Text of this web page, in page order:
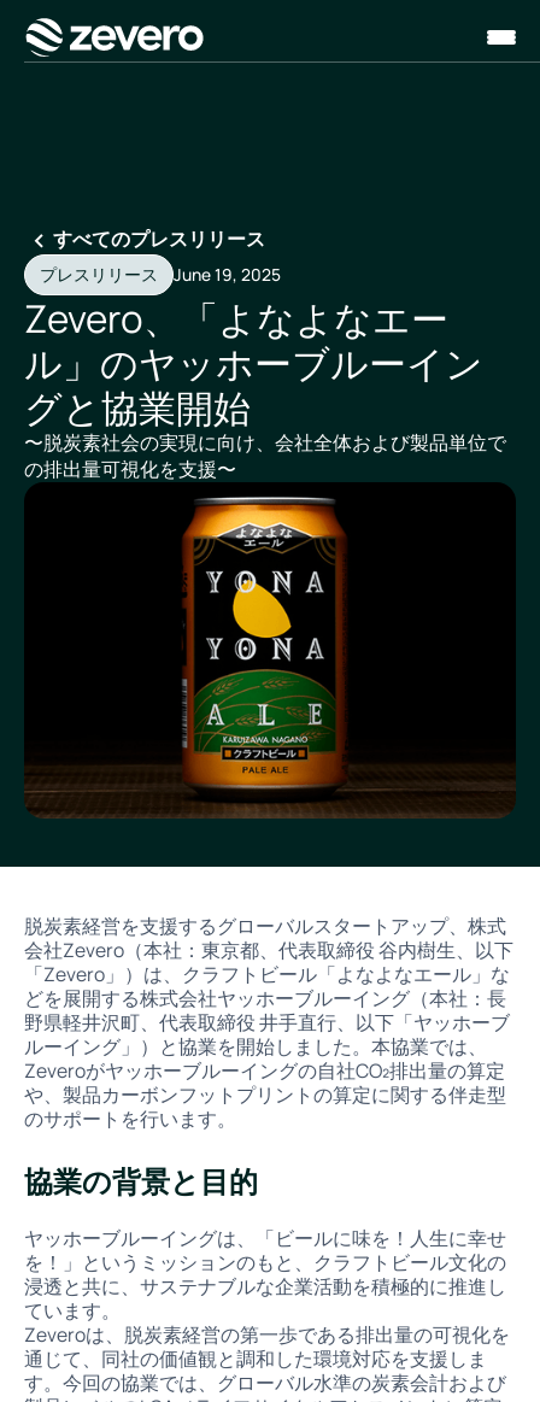
ホーム
すべてのプレスリリース
プレスリリース June 19, 2025
Zevero、「よなよなエー
ル」のヤッホーブルーイン
グと協業開始
〜脱炭素社会の実現に向け、会社全体および製品単位で
の排出量可視化を支援〜
脱炭素経営を支援するグローバルスタートアップ、株式
会社Zevero（本社：東京都、代表取締役 谷内樹生、以下
「Zevero」）は、クラフトビール「よなよなエール」な
どを展開する株式会社ヤッホーブルーイング（本社：長
野県軽井沢町、代表取締役 井手直行、以下「ヤッホーブ
ルーイング」）と協業を開始しました。本協業では、
Zeveroがヤッホーブルーイングの自社CO₂排出量の算定
や、製品カーボンフットプリントの算定に関する伴走型
のサポートを行います。
協業の背景と目的
ヤッホーブルーイングは、「ビールに味を！人生に幸せ
を！」というミッションのもと、クラフトビール文化の
浸透と共に、サステナブルな企業活動を積極的に推進し
ています。
Zeveroは、脱炭素経営の第一歩である排出量の可視化を
通じて、同社の価値観と調和した環境対応を支援しま
す。今回の協業では、グローバル水準の炭素会計および